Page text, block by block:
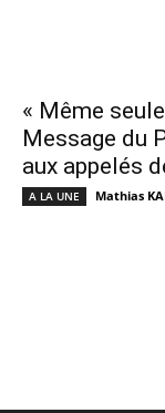
« Même
Message du
aux appelés
A LA UNE Mathias